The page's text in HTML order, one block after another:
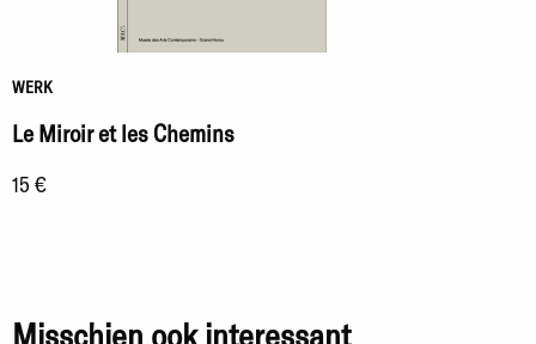
WERK
Le Miroir et les Chemins
15 €
Misschien ook interessant